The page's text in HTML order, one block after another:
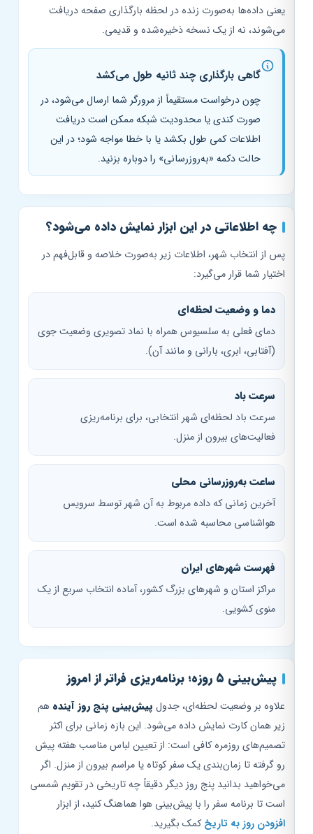
یعنی داده‌ها به‌صورت زنده در لحظه بارگذاری صفحه دریافت
می‌شوند، نه از یک نسخه ذخیره‌شده و قدیمی.
گاهی بارگذاری چند ثانیه طول می‌کشد
چون درخواست مستقیماً از مرورگر شما ارسال می‌شود، در
صورت کندی یا محدودیت شبکه ممکن است دریافت
اطلاعات کمی طول بکشد یا با خطا مواجه شود؛ در این
حالت دکمه «به‌روزرسانی» را دوباره بزنید.
چه اطلاعاتی در این ابزار نمایش داده می‌شود؟
پس از انتخاب شهر، اطلاعات زیر به‌صورت خلاصه و قابل‌فهم در
اختیار شما قرار می‌گیرد:
دما و وضعیت لحظه‌ای
دمای فعلی به سلسیوس همراه با نماد تصویری وضعیت جوی
(آفتابی، ابری، بارانی و مانند آن).
سرعت باد
سرعت باد لحظه‌ای شهر انتخابی، برای برنامه‌ریزی
فعالیت‌های بیرون از منزل.
ساعت به‌روزرسانی محلی
آخرین زمانی که داده مربوط به آن شهر توسط سرویس
هواشناسی محاسبه شده است.
فهرست شهرهای ایران
مراکز استان و شهرهای بزرگ کشور، آماده انتخاب سریع از یک
منوی کشویی.
پیش‌بینی ۵ روزه؛ برنامه‌ریزی فراتر از امروز
علاوه بر وضعیت لحظه‌ای، جدولپیش‌بینی پنج روز آیندههم
زیر همان کارت نمایش داده می‌شود. این بازه زمانی برای اکثر
تصمیم‌های روزمره کافی است: از تعیین لباس مناسب هفته پیش
رو گرفته تا زمان‌بندی یک سفر کوتاه یا مراسم بیرون از منزل. اگر
می‌خواهید بدانید پنج روز دیگر دقیقاً چه تاریخی در تقویم شمسی
است تا برنامه سفر را با پیش‌بینی هوا هماهنگ کنید، از ابزار
افزودن روز به تاریخکمک بگیرید.